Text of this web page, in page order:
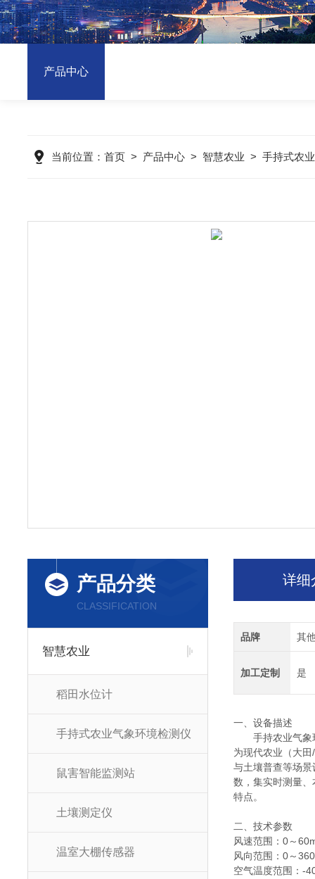
产品中心
当前位置： 首页 > 产品中心 > 智慧农业 > 手持式农
产品分类
CLASSIFICATION
智慧农业
稻田水位计
手持式农业气象环境检测仪
鼠害智能监测站
土壤测定仪
温室大棚传感器
详细
品牌 其
加工定制 是
一、设备描述
手持农业气
为现代农业（大
与土壤普查等场
数，集实时测量
特点。
二、技术参数
风速范围：0～
风向范围：0～
空气温度范围：